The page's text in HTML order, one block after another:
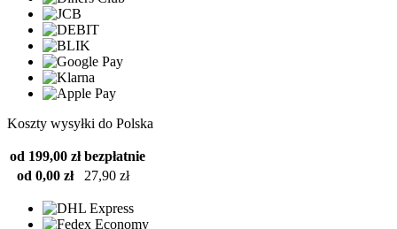
Koszty wysyłki do Polska
od 199,00 zł bezpłatnie
od 0,00 zł
27,90 zł